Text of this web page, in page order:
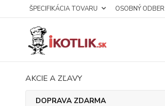
ŠPECIFIKÁCIA TOVARU OSOBNÝ ODBER
AKCIE A ZĽAVY
DOPRAVA ZDARMA